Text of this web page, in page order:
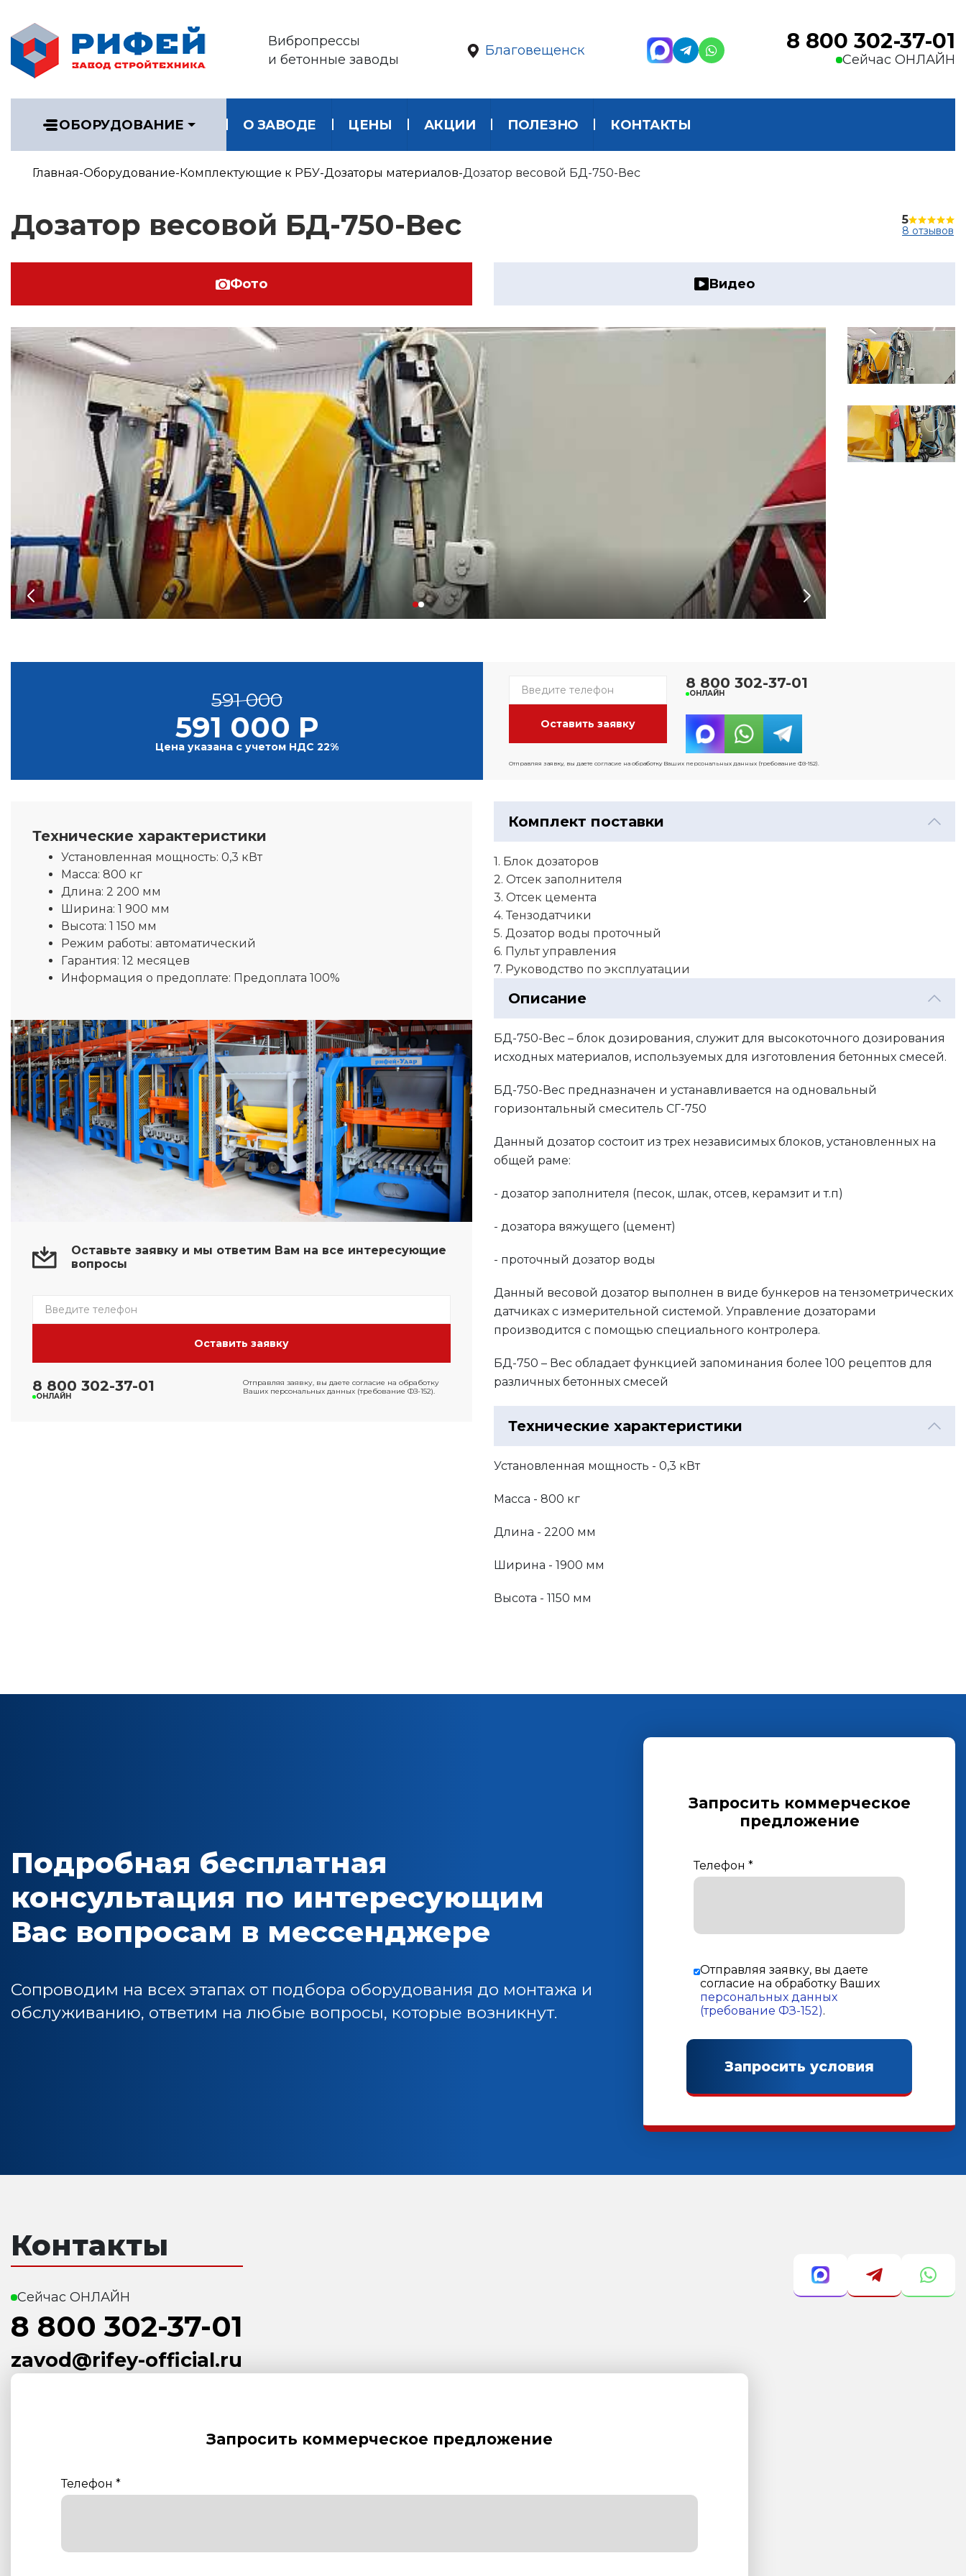
Вибропрессы
и бетонные заводы
Благовещенск 8 800 302-37-01
Сейчас ОНЛАЙН
ОБОРУДОВАНИЕ О ЗАВОДЕ ЦЕНЫ АКЦИИ ПОЛЕЗНО КОНТАКТЫ
Главная Оборудование Комплектующие к РБУ Дозаторы материалов Дозатор весовой БД-750-Вес
Дозатор весовой БД-750-Вес 5
8 отзывов
Фото Видео
591 000
591 000 Р
Цена указана с учетом НДС 22%
8 800 302-37-01
ОНЛАЙН
Отправляя заявку, вы даете согласие на обработку Ваших персональных данных (требование ФЗ-152).
Технические характеристики
Установленная мощность: 0,3 кВт
Масса: 800 кг
Длина: 2 200 мм
Ширина: 1 900 мм
Высота: 1 150 мм
Режим работы: автоматический
Гарантия: 12 месяцев
Информация о предоплате: Предоплата 100%
Оставьте заявку и мы ответим Вам на все интересующие
вопросы
8 800 302-37-01
ОНЛАЙН
Отправляя заявку, вы даете согласие на обработку
Ваших персональных данных (требование ФЗ-152).
Комплект поставки
1. Блок дозаторов
2. Отсек заполнителя
3. Отсек цемента
4. Тензодатчики
5. Дозатор воды проточный
6. Пульт управления
7. Руководство по эксплуатации
Описание
БД-750-Вес – блок дозирования, служит для высокоточного дозирования
исходных материалов, используемых для изготовления бетонных смесей.
БД-750-Вес предназначен и устанавливается на одновальный
горизонтальный смеситель СГ-750
Данный дозатор состоит из трех независимых блоков, установленных на
общей раме:
- дозатор заполнителя (песок, шлак, отсев, керамзит и т.п)
- дозатора вяжущего (цемент)
- проточный дозатор воды
Данный весовой дозатор выполнен в виде бункеров на тензометрических
датчиках с измерительной системой. Управление дозаторами
производится с помощью специального контролера.
БД-750 – Вес обладает функцией запоминания более 100 рецептов для
различных бетонных смесей
Технические характеристики
Установленная мощность - 0,3 кВт
Масса - 800 кг
Длина - 2200 мм
Ширина - 1900 мм
Высота - 1150 мм
Подробная бесплатная
консультация по интересующим
Вас вопросам в мессенджере
Сопроводим на всех этапах от подбора оборудования до монтажа и
обслуживанию, ответим на любые вопросы, которые возникнут.
Запросить коммерческое
предложение
Телефон*
Отправляя заявку, вы даете
согласие на обработку Ваших
персональных данных
(требование ФЗ-152).
Контакты
Сейчас ОНЛАЙН
8 800 302-37-01
zavod@rifey-official.ru
Запросить коммерческое предложение
Телефон *